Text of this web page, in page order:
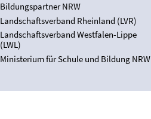
Bildungspartner NRW
Landschaftsverband Rheinland (LVR)
Landschaftsverband Westfalen-Lippe
(LWL)
Ministerium für Schule und Bildung NRW